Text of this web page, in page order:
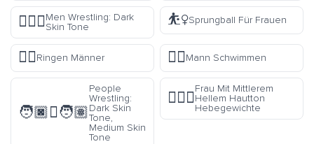
🤼🏿‍♂️Men Wrestling: Dark
Skin Tone
⛹️‍♀️Sprungball Für Frauen
🤼‍♂️Ringen Männer 🏊‍♂️Mann Schwimmen
🧑🏿‍🫯‍🧑🏽
People
Wrestling:
Dark Skin
Tone,
Medium Skin
Tone
🏋🏼‍♀️
Frau Mit Mittlerem
Hellem Hautton
Hebegewichte